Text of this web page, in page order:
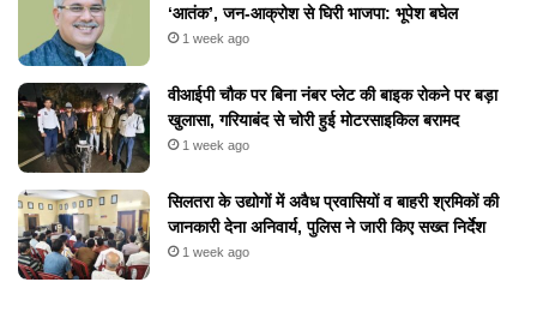
‘आतंक’, जन-आक्रोश से घिरी भाजपा: भूपेश बघेल
1 week ago
वीआईपी चौक पर बिना नंबर प्लेट की बाइक रोकने पर बड़ा
खुलासा, गरियाबंद से चोरी हुई मोटरसाइकिल बरामद
1 week ago
सिलतरा के उद्योगों में अवैध प्रवासियों व बाहरी श्रमिकों की
जानकारी देना अनिवार्य, पुलिस ने जारी किए सख्त निर्देश
1 week ago